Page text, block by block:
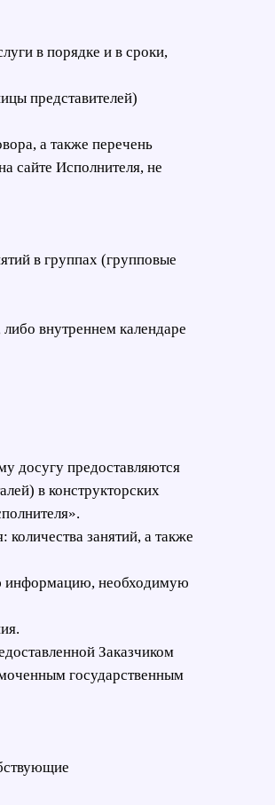
в порядке и в сроки,
представителей)
а также перечень
сайте Исполнителя, не
в группах (групповые
внутреннем календаре
досугу предоставляются
в конструкторских
занятий, а также
информацию, необходимую
Заказчиком
государственным